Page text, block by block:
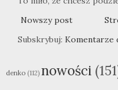
Nowszy post
Subskrybuj: Komentarze
denko (112) nowości